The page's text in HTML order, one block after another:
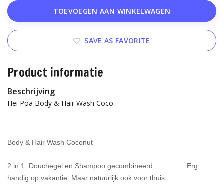
TOEVOEGEN AAN WINKELWAGEN
SAVE AS FAVORITE
Product informatie
Beschrijving
Hei Poa Body & Hair Wash Coco
Body & Hair Wash Coconut
2 in 1. Douchegel en Shampoo gecombineerd. ...............Erg
handig op vakantie. Maar natuurlijk ook voor thuis.